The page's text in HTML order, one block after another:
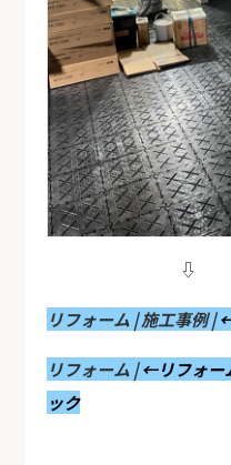
⇩
リフォーム | 施工事例 |
リフォーム |←リフォー
ック